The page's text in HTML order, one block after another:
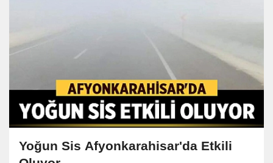
Yoğun Sis Afyonkarahisar'da Etkili